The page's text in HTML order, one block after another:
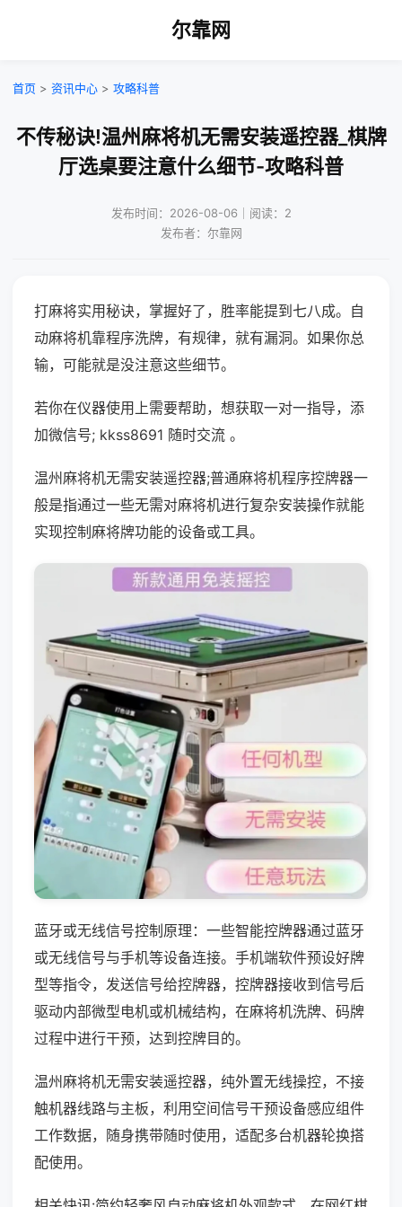
尔靠网
首页 > 资讯中心 > 攻略科普
不传秘诀!温州麻将机无需安装遥控器_棋牌
厅选桌要注意什么细节-攻略科普
发布时间：2026-08-06｜阅读：2
发布者：尔靠网
打麻将实用秘诀，掌握好了，胜率能提到七八成。自
动麻将机靠程序洗牌，有规律，就有漏洞。如果你总
输，可能就是没注意这些细节。
若你在仪器使用上需要帮助，想获取一对一指导，添
加微信号; kkss8691 随时交流 。
温州麻将机无需安装遥控器;普通麻将机程序控牌器一
般是指通过一些无需对麻将机进行复杂安装操作就能
实现控制麻将牌功能的设备或工具。
蓝牙或无线信号控制原理：一些智能控牌器通过蓝牙
或无线信号与手机等设备连接。手机端软件预设好牌
型等指令，发送信号给控牌器，控牌器接收到信号后
驱动内部微型电机或机械结构，在麻将机洗牌、码牌
过程中进行干预，达到控牌目的。
温州麻将机无需安装遥控器，纯外置无线操控，不接
触机器线路与主板，利用空间信号干预设备感应组件
工作数据，随身携带随时使用，适配多台机器轮换搭
配使用。